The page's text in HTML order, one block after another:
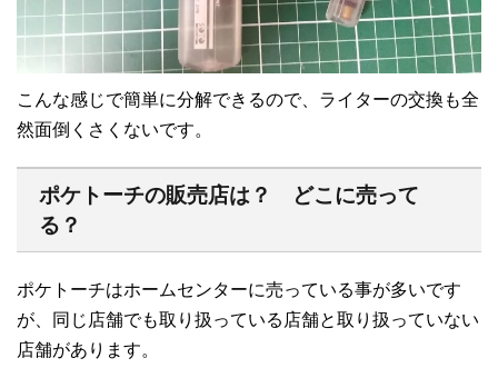
こんな感じで簡単に分解できるので、ライターの交換も全
然面倒くさくないです。
ポケトーチの販売店は？ どこに売って
る？
ポケトーチはホームセンターに売っている事が多いです
が、同じ店舗でも取り扱っている店舗と取り扱っていない
店舗があります。